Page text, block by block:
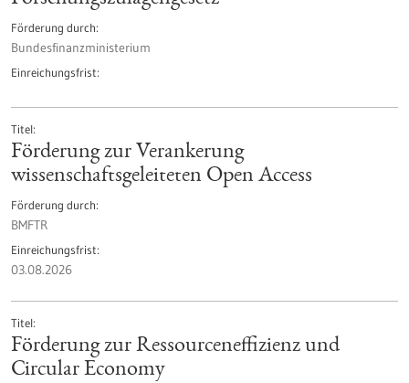
Förderung durch
Bundesfinanzministerium
Einreichungsfrist
Titel
Förderung zur Verankerung
wissenschaftsgeleiteten Open Access
Förderung durch
BMFTR
Einreichungsfrist
03.08.2026
Titel
Förderung zur Ressourceneffizienz und
Circular Economy